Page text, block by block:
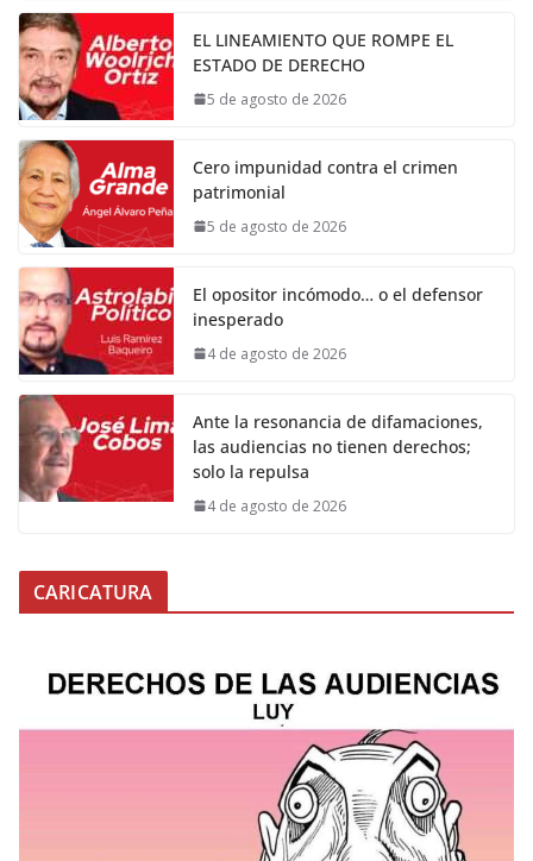
EL LINEAMIENTO QUE ROMPE EL
ESTADO DE DERECHO
5 de agosto de 2026
Cero impunidad contra el crimen
patrimonial
5 de agosto de 2026
El opositor incómodo… o el defensor
inesperado
4 de agosto de 2026
Ante la resonancia de difamaciones,
las audiencias no tienen derechos;
solo la repulsa
4 de agosto de 2026
CARICATURA